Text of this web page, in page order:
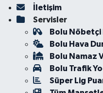
İletişim
Servisler
Bolu Nöbetçi
Bolu Hava
Bolu Namaz
Bolu Trafik
Süper Lig